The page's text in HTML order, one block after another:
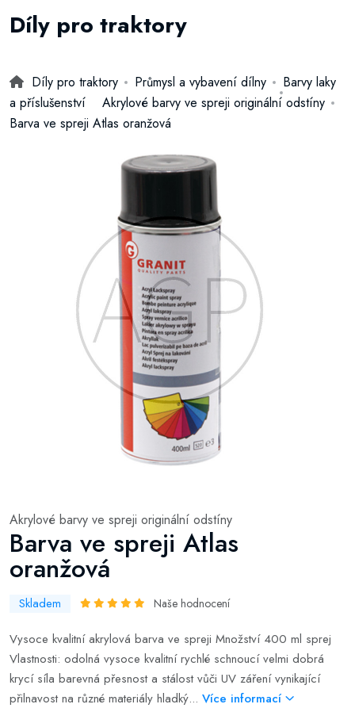
Díly pro traktory
Díly pro traktory Průmysl a vybavení dílny
Barvy laky
a příslušenství
Akrylové barvy ve spreji originální odstíny
Barva ve spreji Atlas oranžová
Akrylové barvy ve spreji originální odstíny
Barva ve spreji Atlas
oranžová
Skladem Naše hodnocení
Vysoce kvalitní akrylová barva ve spreji Množství 400 ml sprej
Vlastnosti: odolná vysoce kvalitní rychlé schnoucí velmi dobrá
krycí síla barevná přesnost a stálost vůči UV záření vynikající
přilnavost na různé materiály hladký... Více informací